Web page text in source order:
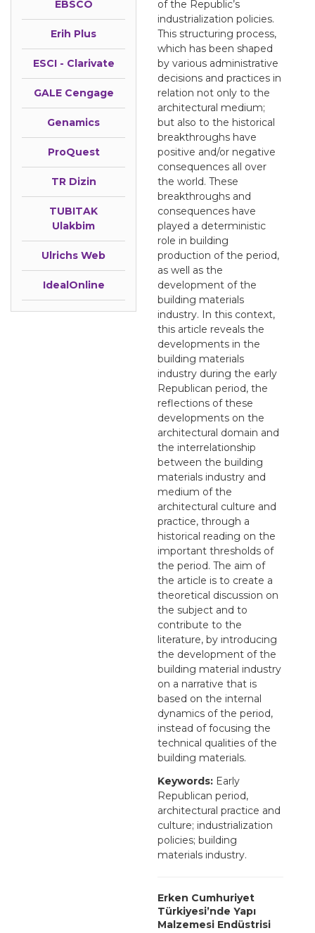
EBSCO
Erih Plus
ESCI - Clarivate
GALE Cengage
Genamics
ProQuest
TR Dizin
TUBITAK
Ulakbim
Ulrichs Web
IdealOnline
of the Republic’s
industrialization policies.
This structuring process,
which has been shaped
by various administrative
decisions and practices in
relation not only to the
architectural medium;
but also to the historical
breakthroughs have
positive and/or negative
consequences all over
the world. These
breakthroughs and
consequences have
played a deterministic
role in building
production of the period,
as well as the
development of the
building materials
industry. In this context,
this article reveals the
developments in the
building materials
industry during the early
Republican period, the
reflections of these
developments on the
architectural domain and
the interrelationship
between the building
materials industry and
medium of the
architectural culture and
practice, through a
historical reading on the
important thresholds of
the period. The aim of
the article is to create a
theoretical discussion on
the subject and to
contribute to the
literature, by introducing
the development of the
building material industry
on a narrative that is
based on the internal
dynamics of the period,
instead of focusing the
technical qualities of the
building materials.
Keywords: Early
Republican period,
architectural practice and
culture; industrialization
policies; building
materials industry.
Erken Cumhuriyet
Türkiyesi’nde Yapı
Malzemesi Endüstrisi